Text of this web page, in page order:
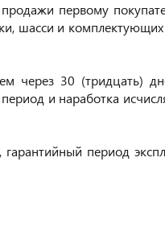
первому
шасси и
через 30 (тридцать)
и наработка
период